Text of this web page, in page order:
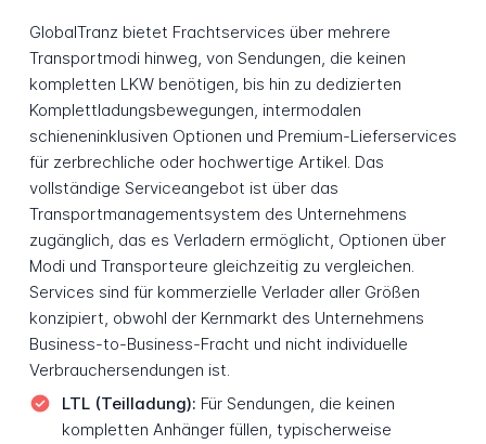
GlobalTranz bietet Frachtservices über mehrere
Transportmodi hinweg, von Sendungen, die keinen
kompletten LKW benötigen, bis hin zu dedizierten
Komplettladungsbewegungen, intermodalen
schieneninklusiven Optionen und Premium-Lieferservices
für zerbrechliche oder hochwertige Artikel. Das
vollständige Serviceangebot ist über das
Transportmanagementsystem des Unternehmens
zugänglich, das es Verladern ermöglicht, Optionen über
Modi und Transporteure gleichzeitig zu vergleichen.
Services sind für kommerzielle Verlader aller Größen
konzipiert, obwohl der Kernmarkt des Unternehmens
Business-to-Business-Fracht und nicht individuelle
Verbrauchersendungen ist.
LTL (Teilladung): Für Sendungen, die keinen
kompletten Anhänger füllen, typischerweise